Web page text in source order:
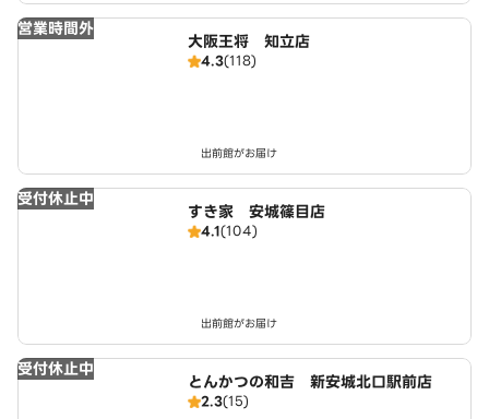
営業時間外
大阪王将 知立店
4.3(118)
出前館がお届け
受付休止中
すき家 安城篠目店
4.1(104)
出前館がお届け
受付休止中
とんかつの和吉 新安城北口駅前店
2.3(15)